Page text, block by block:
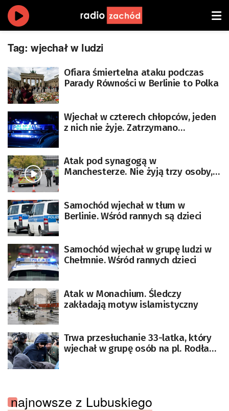
Tag: wjechał w ludzi
Ofiara śmiertelna ataku podczas
Parady Równości w Berlinie to Polka
Wjechał w czterech chłopców, jeden
z nich nie żyje. Zatrzymano
Atak pod synagogą w
Manchesterze. Nie żyją trzy osoby,
Samochód wjechał w tłum w
Berlinie. Wśród rannych są dzieci
Samochód wjechał w grupę ludzi w
Chełmnie. Wśród rannych dzieci
Atak w Monachium. Śledczy
zakładają motyw islamistyczny
Trwa przesłuchanie 33-latka, który
wjechał w grupę osób na pl. Rodła
najnowsze z Lubuskiego